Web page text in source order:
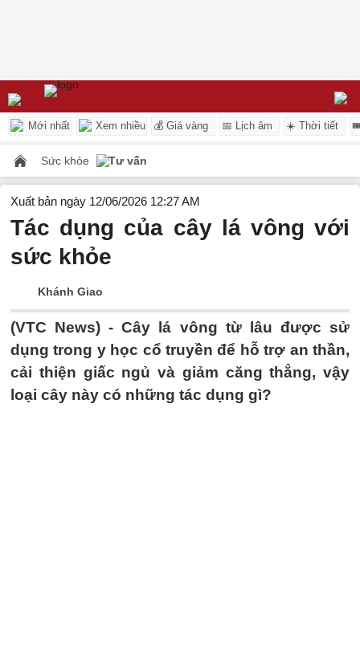
Mới nhất Xem nhiều 💰 Giá vàng 📅 Lịch âm ☀️ Thời tiết
Sức khỏe Tư vấn
Xuất bản ngày 12/06/2026 12:27 AM
Tác dụng của cây lá vông với
sức khỏe
Khánh Giao
(VTC News) -Cây lá vông từ lâu được sử
dụng trong y học cổ truyền để hỗ trợ an thần,
cải thiện giấc ngủ và giảm căng thẳng, vậy
loại cây này có những tác dụng gì?